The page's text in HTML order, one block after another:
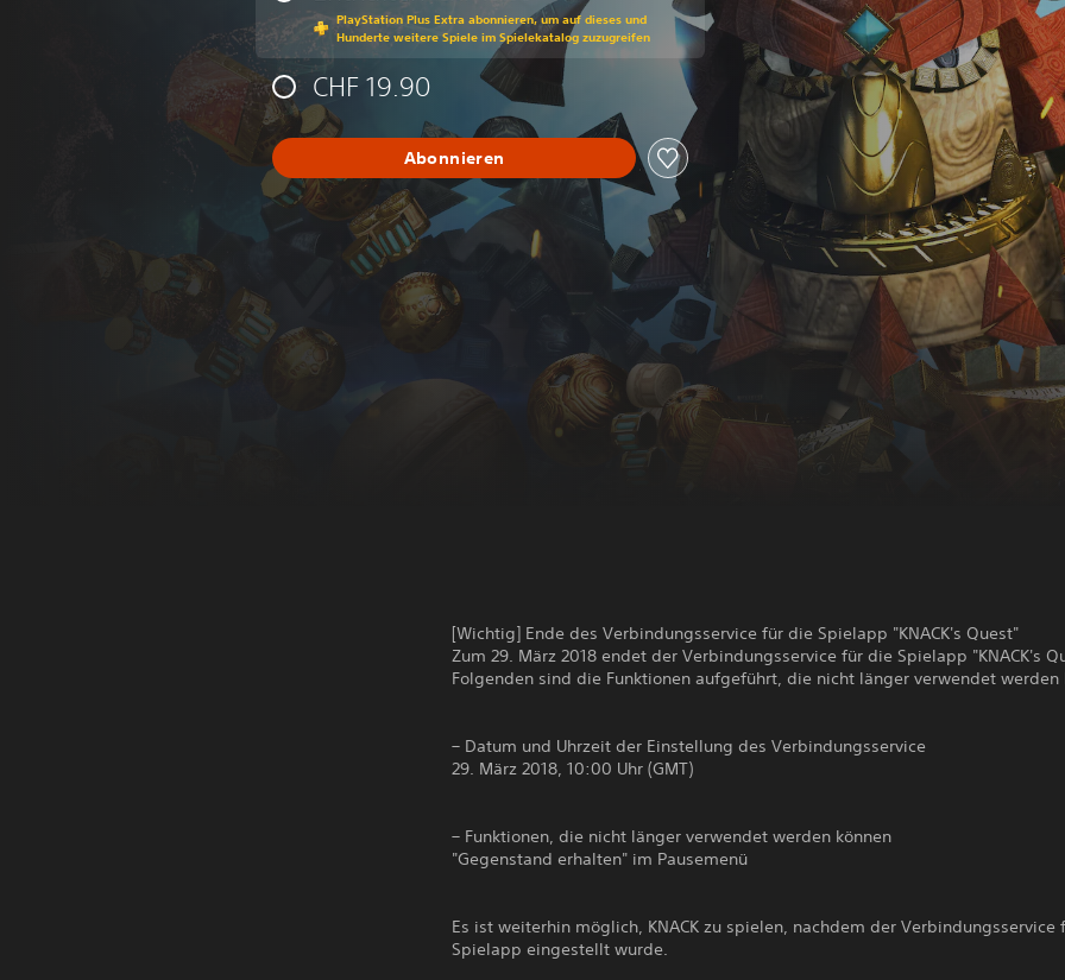
PlayStation Plus Extra abonnieren, um auf dieses und
Hunderte weitere Spiele im Spielekatalog zuzugreifen
CHF 19.90
Abonnieren
[Wichtig] Ende des Verbindungsservice für die Spielapp "KNACK's Quest"
Zum 29. März 2018 endet der Verbindungsservice für die Spielapp "KNACK's
Folgenden sind die Funktionen aufgeführt, die nicht länger verwendet werden
– Datum und Uhrzeit der Einstellung des Verbindungsservice
29. März 2018, 10:00 Uhr (GMT)
– Funktionen, die nicht länger verwendet werden können
"Gegenstand erhalten" im Pausemenü
Es ist weiterhin möglich, KNACK zu spielen, nachdem der Verbindungsservice
Spielapp eingestellt wurde.